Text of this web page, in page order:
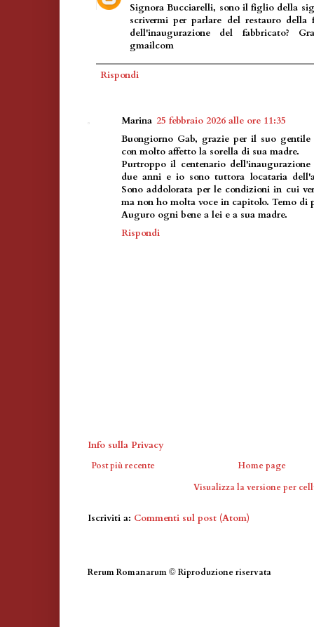
Signora Bucciarelli, sono il figlio della
scrivermi per parlare del restauro della
dell'inaugurazione del fabbricato?
gmailcom
Rispondi
Marina 25 febbraio 2026 alle ore 11:35
Buongiorno Gab, grazie per il suo
con molto affetto la sorella di sua madre.
Purtroppo il centenario
due anni e io sono tuttora locataria
Sono addolorata per le condizioni in cui
ma non ho molta voce in capitolo. Temo di
Auguro ogni bene a lei e a sua madre.
Rispondi
Info sulla Privacy
Post più recente
Home page
Visualizza la versione per
Iscriviti a: Commenti sul post (Atom)
Rerum Romanarum © Riproduzione riservata